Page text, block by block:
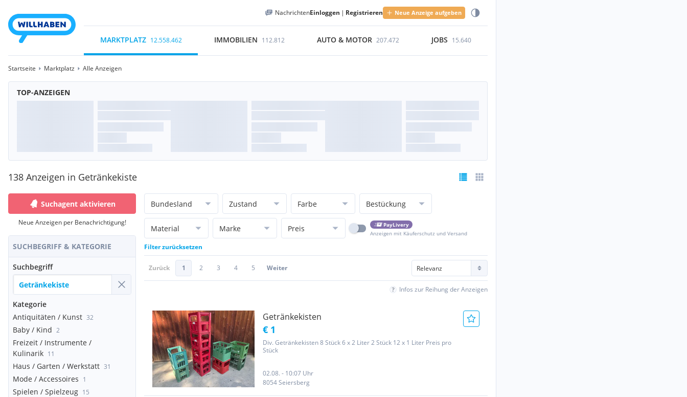
NachrichtenEinloggen | Registrieren Neue Anzeige aufgeben
MARKTPLATZ 12.558.462 IMMOBILIEN 112.812 AUTO & MOTOR 207.472 JOBS 15.640
Startseite Marktplatz Alle Anzeigen
TOP-ANZEIGEN
138 Anzeigen in Getränkekiste
Suchagent aktivieren
Neue Anzeigen per Benachrichtigung!
SUCHBEGRIFF & KATEGORIE
Suchbegriff
Kategorie
Antiquitäten / Kunst 32
Baby / Kind 2
Freizeit / Instrumente /
Kulinarik 11
Haus / Garten / Werkstatt 31
Mode / Accessoires 1
Spielen / Spielzeug 15
Bundesland Zustand Farbe Bestückung
Material Marke Preis
PayLivery
Anzeigen mit Käuferschutz und Versand
Filter zurücksetzen
Zurück 1 2 3 4 5 Weiter
Infos zur Reihung der Anzeigen
Getränkekisten
€ 1
Div. Getränkekisten 8 Stück 6 x 2 Liter 2 Stück 12 x 1 Liter Preis pro
Stück
02.08. - 10:07 Uhr
8054 Seiersberg